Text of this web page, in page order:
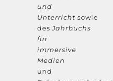
und
Unterricht sowie
desJahrbuchs
für
immersive
Medien
und